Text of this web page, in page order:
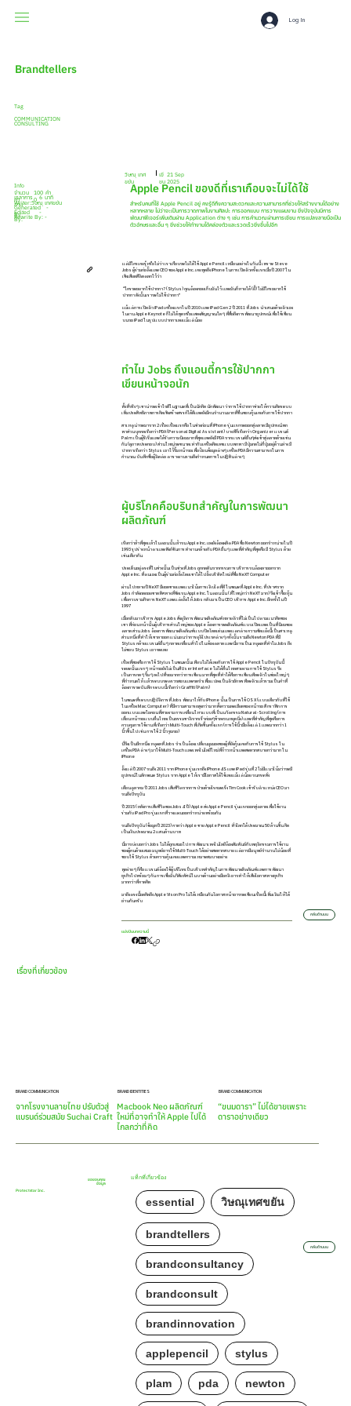
Log In
Brandtellers
Tag
COMMUNICATION
CONSULTING
Info
จำนวน
คำ
เวลาการ
อ่าน
Writer:
Generated
By:
Edited
By:
Rewrite By: -
100
0
คำ
6
วิษณุ เทศขยัน
นาที
-
-
Apple Pencil ของดีที่เราเกือบจะไม่ได้ใช้
สำหรับคนที่ใช้ Apple Pencil อยู่ คงรู้ดีถึงความสะดวกและความสามารถที่ช่วยให้สร้างงานได้อย่าง
หลากหลาย ไม่ว่าจะเป็นการวาดภาพในงานศิลปะ การออกแบบ การวางแผนงาน ยิ่งปัจจุบันมีการ
พัฒนาฟีเจอร์เพิ่มเติมผ่าน Application ต่าง ๆ เช่น การคำนวณผ่านการเขียน การแปลงลายมือเป็น
ตัวอักษรและอื่น ๆ ยิ่งช่วยให้ทำงานได้คล่องตัวและรวดเร็วยิ่งขึ้นไปอีก
วิษณุ เทศ
ขยัน
เขี
ยน
21 Sep
2025
แต่มีใครเคยรู้หรือไม่ว่า เราเกือบจะไม่ได้ใช้ Apple Pencil เหมือนอย่างในวันนี้ เพราะ Steve
Jobs ผู้ร่วมก่อตั้งและ CEO ของ Apple Inc. เคยพูดถึง iPhone ในการเปิดตัวครั้งแรกเมื่อปี 2007 ใน
เชิงเสียดสีติดตลกไว้ว่า
“ใครจะอยากใช้ปากกา? (Stylus) คุณต้องคอยเก็บมันไว้ และมันก็หายได้ (ยี้) ไม่มีใครอยากใช้
ปากกา ดังนั้นเราจะไม่ใช้ปากกา”
แม้แต่การเปิดตัว iPad เครื่องแรกในปี 2010 และ iPad Gen 2 ปี 2011 ที่ Jobs นำเสนอด้วยตัวเอง
ในงาน Apple Keynote ก็ไม่ได้พูดหรือแสดงสัญญาณใด ๆ ที่สื่อถึงการพัฒนาอุปกรณ์เพื่อใช้เขียน
บนจอ iPad ในรูปแบบปากกาเลยแม้แต่น้อย
ทำไม Jobs ถึงแอนตี้การใช้ปากกา
เขียนหน้าจอนัก
ทั้งที่จริง ๆ เขาน่าจะเข้าใจดีในฐานะที่เป็นนักคิด นักพัฒนา ว่าการใช้ปากกาช่วยให้ความคิดระบบ
เพิ่มประสิทธิภาพการคิดเชิงสร้างสรรค์ได้ดีและยังมีคนจำนวนมากที่ชื่นชอบคุ้นเคยกับการใช้ปากกา
สาเหตุน่าจะมาจาก 2 เรื่อง เรื่องแรกคือ ในช่วงก่อนที่ iPhone รุ่นแรกจะออกสู่ตลาด มีอุปกรณ์พก
พาส่วนบุคคลเรียกว่า PDA (Personal Digital Assistant) บางทีก็เรียกว่า Organizer แบรนด์
Palm เป็นผู้ริเริ่มและได้รับความนิยมมากที่สุดและยังมี PDA จากแบรนด์อื่นๆส่งเข้าสู่ตลาดด้วยเช่น
กัน (ดูภาพประกอบ) ส่วนใหญ่จะขนาดเท่ากับเครื่องคิดเลขแบบพกพา มีปุ่มกดไม่กี่ปุ่มอยู่ด้านล่าง มี
ปากกาเรียกว่า Stylus เอาไว้จิ้มหน้าจอเพื่อป้อนข้อมูลต่างๆ เครื่อง PDA มีความสามารถในการ
คำนวณ บันทึกชื่อผู้ติดต่อ ตารางงานรวมถึงกำหนดการในปฏิทินต่าง ๆ
ผู้บริโภคคือบริบทสำคัญในการพัฒนา
ผลิตภัณฑ์
เรียกว่าล้ำที่สุดแล้วในตอนนั้น ล้ำจน Apple Inc. เองยังต้องผลิต PDA ชื่อ Newton ออกจำหน่ายในปี
1993 รูปร่างหน้าตาและฟังก์ชันการทำงานคล้ายกับ PDA อื่น ๆ และที่สำคัญที่สุดคือ มี Stylus ด้วย
เช่นเดียวกัน
ประเด็นอยู่ตรงที่ในช่วงนั้นเป็นช่วงที่ Jobs ถูกกดดันจากกรรมการบริหารจนต้องลาออกจาก
Apple Inc. ที่ตนเองเป็นผู้ร่วมก่อตั้ง โดยเขาได้ไปตั้งบริษัทใหม่ที่ชื่อ NeXT Computer
ผ่านไปหลายปี NeXT มียอดขายและแนวโน้มการเติบโตที่ดี ในขณะที่ Apple Inc. ที่ปราศจาก
Jobs กำลังถดถอยขาดทิศทางที่ชัดเจน Apple Inc. ในตอนนั้น (ที่ใหญ่กว่า NeXT มาก) จึงเข้าซื้อหุ้น
เพื่อควบรวมกิจการ NeXT และแต่งตั้งให้ Jobs กลับมาเป็น CEO บริหาร Apple Inc. อีกครั้งในปี
1997
เมื่อกลับมาบริหาร Apple Jobs สั่งยุติการพัฒนาผลิตภัณฑ์หลายตัวที่ไม่เป็นไปตามแนวคิดของ
เขา ที่ก่อนหน้านั้นผู้บริหารส่วนใหญ่ของ Apple ต้องการจะผลิตภัณฑ์แบบเปิดและเป็นที่นิยมของ
ตลาด ส่วน Jobs ต้องการพัฒนาผลิตภัณฑ์แบบปิด โดดเด่นและแตกต่าง ความขัดแย้งนี้เป็นสาเหตุ
ส่วนหนึ่งที่ทำให้เขาลาออก แน่นอนว่าการยุติโปรเจคต่าง ๆ ครั้งนั้น รวมถึง Newton PDA ที่มี
Stylus คล้ายแบรนด์อื่น ๆ กลาดเกลื่อนทั่วไปในท้องตลาด และนี่อาจเป็นเหตุผลที่ทำไม Jobs ถึง
ไม่ชอบ Stylus เอาซะเลย
เรื่องที่สองคือ การใช้ Stylus ในขณะนั้นเทียบไม่ได้เลยกับการใช้ Apple Pencil ในปัจจุบันนี้
ระยะนั้นแรก ๆ หน้าจอยังไม่เป็นสี User Interface ไม่ได้ลื่นไหลสวยงาม การใช้ Stylus จึง
เป็นการกด ๆ จิ้ม ๆ ลงไปที่จอมากกว่าการเขียน มากที่สุดที่ทำได้คือการเขียนทีละตัวในช่องใหญ่ ๆ
ที่กำหนดให้ แล้วระบบจะตรวจสอบและจดจำเพื่อแปลงเป็นตัวอักษรทีละตัวแล้วรวมเป็นคำที่
ต้องการจะบันทึก ระบบนี้เรียกว่า Graffiti (Palm)
ในขณะที่ระบบปฏิบัติการที่ Jobs พัฒนาให้กับ iPhone นั้นเป็นการใช้ OS X (แบบเดียวกับที่ใช้
ในเครื่อง Mac Computer) ที่มีความสามารถสูงกว่ามากทั้งความละเอียดของหน้าจอ สี กราฟิก การ
ออกแบบและไอคอนที่สวยงาม การเคลื่อนไหวแบบที่เป็นนวัตกรรม Natural-Scrolling (การ
เลื่อนหน้าจอแบบลื่นไหลเป็นธรรมชาติจากเร็วค่อยๆช้าลงจนหยุดนิ่ง) และที่สำคัญที่สุดคือการ
ควบคุมการใช้งานที่เรียกว่า Multi-Touch ที่เกิดขึ้นครั้งแรก (การใช้นิ้วมือตั้งแต่ 1 และมากกว่า 1
นิ้วขึ้นไป เช่น การใช้ 2 นิ้วซูมจอ)
นี่จึงเป็นอีกหนึ่งเหตุผลที่ Jobs จำเป็นต้องเปลี่ยนมุมมองของผู้ที่ยังคุ้นเคยกับการใช้ Stylus ใน
เครื่อง PDA ต่าง ๆ มาใช้ Multi-Touch และเทคโนโลยีใหม่ที่ก้าวหน้าและสะดวกสบายกว่ามาก ใน
iPhone
ตั้งแต่ปี 2007 จนถึง 2011 จาก iPhone รุ่นแรกถึง iPhone 4S และ iPad รุ่นที่ 2 ไม่มีแนวโน้มว่าจะมี
อุปกรณ์ในลักษณะ Stylus จาก Apple ให้เรามีโอกาสได้ใช้เลยแม้แต่น้อย จนกระทั่ง
เดือนตุลาคม ปี 2011 Jobs เสียชีวิตจากการป่วยด้วยโรคมะเร็ง Tim Cook เข้ารับตำแหน่ง CEO มา
จนถึงปัจจุบัน
ปี 2015 (หลังการเสียชีวิตของ Jobs 4 ปี) Apple ส่ง Apple Pencil รุ่นแรกออกสู่ตลาดเพื่อใช้งาน
ร่วมกับ iPad Pro รุ่นแรกที่วางแผนออกจำหน่ายพร้อมกัน
จนถึงปัจจุบัน (ข้อมูลปี 2023) คาดว่า Apple ขาย Apple Pencil ทั่วโลกได้ประมาณ 50 ล้านชิ้น คิด
เป็นเงินประมาณ 2 แสนล้านบาท
นี่อาจบ่งบอกว่า Jobs ไม่ได้ถูกเสมอไป การพัฒนาเทคโนโลยีต้องสัมพันธ์กับพฤติกรรมการใช้งาน
ของผู้คนด้วยเสมอ มนุษย์อาจใช้ Multi-Touch ได้อย่างสะดวกสบาย แต่อาจมีมนุษย์จำนวนไม่น้อยที่
ชอบใช้ Stylus ด้วยความคุ้นเคยและความเหมาะสมบางอย่าง
พูดง่าย ๆ ก็คือ แบรนด์ต้องใช้ผู้บริโภคเป็นบริบทสำคัญในการพัฒนาผลิตภัณฑ์และการพัฒนา
ธุรกิจไปพร้อม ๆ กัน การเชื่อมั่นวิสัยทัศน์ในบางด้านอย่างมีอคติ อาจทำให้เสียโอกาสทางธุรกิจ
มากกว่าที่คาดคิด
มาถึงตรงนี้อดคิดถึง Apple Vison Pro ไม่ได้เหมือนกัน โอกาสหน้าอาจจะเขียนเรื่องนี้เพิ่มเติมให้ได้
อ่านกันครับ
แบ่งปันบทความนี้
กลับด้านบน
เรื่องที่เกี่ยวข้อง
BRAND COMMUNICATION
จากโรงงานลายไทย ปรับตัวสู่
แบรนด์ร่วมสมัย Suchai Craft
BRAND IDENTITIES
Macbook Neo ผลิตภัณฑ์
ใหม่ที่อาจทำให้ Apple ไปได้
ไกลกว่าที่คิด
BRAND COMMUNICATION
“ขนมดารา” ไม่ได้ขายเพราะ
ดาราอย่างเดียว
ขอขอบคุณ
ข้อมูล
Protectstar Inc.
แท็กที่เกี่ยวข้อง
essential วิษณุเทศขยัน
brandtellers
brandconsultancy
brandconsult
brandinnovation
applepencil stylus
plam pda newton
กลับด้านบน